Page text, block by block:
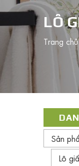
LÔ
Trang chủ
Sản
Lô